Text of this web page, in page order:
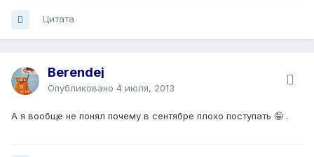
Цитата
Berendej
Опубликовано 4 июля, 2013
А я вообще не понял почему в сентябре плохо поступать 🤪 .